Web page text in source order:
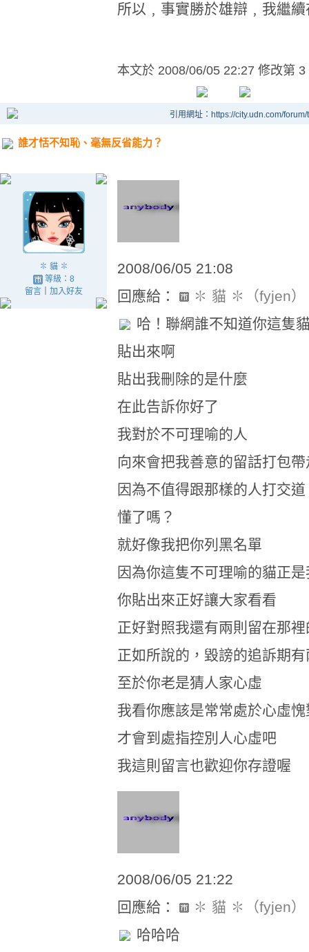
所以﹐事實勝於雄辯﹐我繼
本文於 2008/06/05 22:27 修改第 3
引用網址：https://city.udn.com/
誰才恬不知恥、毫無反省能力？
✽ 貓 ✽
等級：8
留言｜ 加入好友
2008/06/05 21:08
回應給：
✽ 貓 ✽（fyjen）
哈！聯網誰不知道你這隻
貼出來啊
貼出我刪除的是什麼
在此告訴你好了
我對於不可理喻的人
向來會把我善意的留話打包帶
因為不值得跟那樣的人打交道
懂了嗎？
就好像我把你列黑名單
因為你這隻不可理喻的貓正
你貼出來正好讓大家看看
正好對照我還有兩則留在那
正如所說的，毀謗的追訴期有
至於你老是猜人家心虛
我看你應該是常常處於心虛
才會到處指控別人心虛吧
我這則留言也歡迎你存證喔
2008/06/05 21:22
回應給：
✽ 貓 ✽（fyjen）
哈哈哈